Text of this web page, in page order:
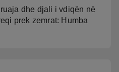
dhe djali i vdiqën në
prek zemrat: Humba